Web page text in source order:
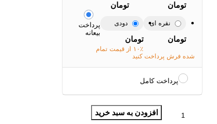
تومان
تومان
نقره ای
تومان
دودی
تومان
پرداخت
بیعانه
۱۰٪ از قیمت تمام
شده فرش پرداخت کنید
پرداخت کامل
افزودن به سبد خرید